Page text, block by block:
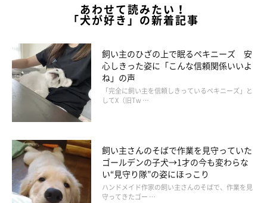
あわせて読みたい！
「犬が好き」の新着記事
飼い主のひざの上で眠るペキニーズ 安
心しきった姿に「こんな信頼関係いいよ
ね」の声
「完全に飼い主を信頼しきっているペキニーズ」と
してX（旧Tw …
飼い主さんのそばで作業を見守っていた
ゴールデンの子犬→1才の今も変わらな
い“見守り隊”の姿にほっこり
ハンドメイド作家の飼い主さんのそばで、作業を見
守ってきたゴー …